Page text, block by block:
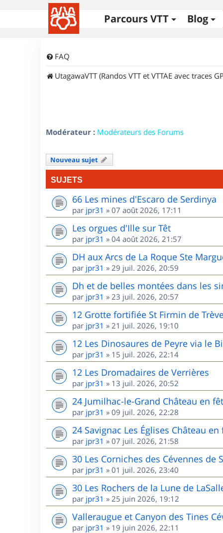
Parcours VTT Blog
FAQ
UtagawaVTT (Randos VTT et VTTAE avec traces
Modérateur : Modérateurs des Forums
Nouveau sujet
SUJETS
66 Les mines d'Escaro de Serdinya
par jpr31 » 07 août 2026, 17:11
Les orgues d'Ille sur Têt
par jpr31 » 04 août 2026, 21:57
DH aux Arcs de La Roque Ste
par jpr31 » 29 juil. 2026, 20:59
Dh et de belles montées dans les
par jpr31 » 23 juil. 2026, 20:57
12 Grotte fortifiée St Firmin de
par jpr31 » 21 juil. 2026, 19:10
12 Les Dinosaures de Peyre via le
par jpr31 » 15 juil. 2026, 22:14
12 Les Dromadaires de Verrières
par jpr31 » 13 juil. 2026, 20:52
24 Jumilhac-le-Grand Château en
par jpr31 » 09 juil. 2026, 22:28
24 Savignac Les Églises Château en
par jpr31 » 07 juil. 2026, 21:58
30 Les Corniches des Cévennes de
par jpr31 » 01 juil. 2026, 23:40
30 Les Rochers de la Lune de
par jpr31 » 25 juin 2026, 19:12
Valleraugue et Canyon des Tines
par jpr31 » 19 juin 2026, 22:11